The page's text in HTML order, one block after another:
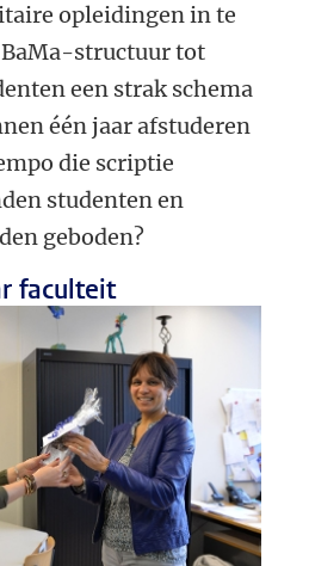
opleidingen in te
structuur tot
een strak schema
één jaar afstuderen
die scriptie
studenten en
geboden?
faculteit